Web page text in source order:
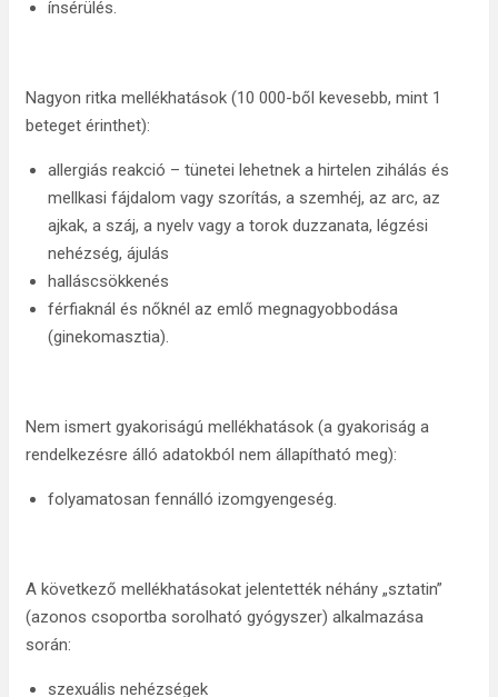
ínsérülés.
Nagyon ritka mellékhatások (10 000-ből kevesebb, mint 1
beteget érinthet):
allergiás reakció – tünetei lehetnek a hirtelen zihálás és
mellkasi fájdalom vagy szorítás, a szemhéj, az arc, az
ajkak, a száj, a nyelv vagy a torok duzzanata, légzési
nehézség, ájulás
halláscsökkenés
férfiaknál és nőknél az emlő megnagyobbodása
(ginekomasztia).
Nem ismert gyakoriságú mellékhatások (a gyakoriság a
rendelkezésre álló adatokból nem állapítható meg):
folyamatosan fennálló izomgyengeség.
A következő mellékhatásokat jelentették néhány „sztatin”
(azonos csoportba sorolható gyógyszer) alkalmazása
során:
szexuális nehézségek